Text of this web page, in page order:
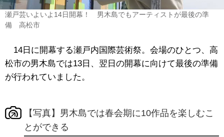
瀬戸芸いよいよ14日開幕！ 男木島でもアーティストが最後の準
備 高松市
14日に開幕する瀬戸内国際芸術祭。会場のひとつ、高
松市の男木島では13日、翌日の開幕に向けて最後の準備
が行われていました。
【写真】男木島では春会期に10作品を楽しむこ
とができる